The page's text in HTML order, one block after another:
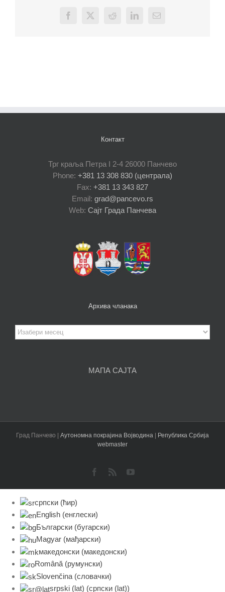
Facebook
X Reddit LinkedInEmail
Контакт
Трг краља Петра I 2-4 26000 Панчево
Phone: +381 13 308 830 (централа)
Fax: +381 13 343 827
Email: grad@pancevo.rs
Web: Сајт Града Панчева
Архива чланака
Архива
чланака
МАПА САЈТА
Град Панчево | Аутономна покрајина Војводина | Република Србија
webmaster
Facebook
Rss YouTube
српски (ћир)
English (енглески)
Български (бугарски)
Magyar (мађарски)
македонски (македонски)
Română(румунски)
Slovenčina (словачки)
srpski (lat) (српски (lat))